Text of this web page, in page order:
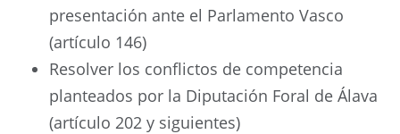
presentación ante el Parlamento Vasco
(artículo 146)
Resolver los conflictos de competencia
planteados por la Diputación Foral de Álava
(artículo 202 y siguientes)